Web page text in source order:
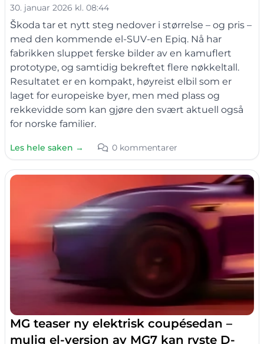
30. januar 2026 kl. 08:44
Škoda tar et nytt steg nedover i størrelse – og pris –
med den kommende el-SUV-en Epiq. Nå har
fabrikken sluppet ferske bilder av en kamuflert
prototype, og samtidig bekreftet flere nøkkeltall.
Resultatet er en kompakt, høyreist elbil som er
laget for europeiske byer, men med plass og
rekkevidde som kan gjøre den svært aktuell også
for norske familier.
Les hele saken → 0 kommentarer
MG teaser ny elektrisk coupésedan –
mulig el-versjon av MG7 kan ryste D-